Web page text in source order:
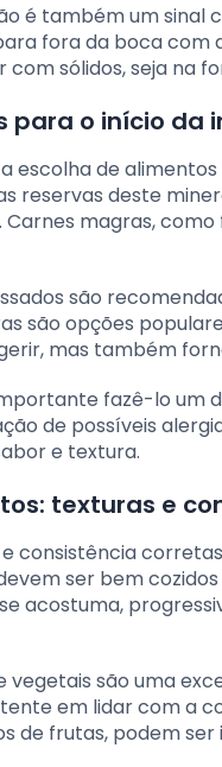
é também um sinal
fora da boca com
sólidos, seja na
para o início da
escolha de
reservas deste
magras,
são
são opções
mas também
fazê-lo um
de possíveis
e textura.
texturas e
consistência
ser bem
acostuma,
são uma
em lidar com a
de frutas, podem